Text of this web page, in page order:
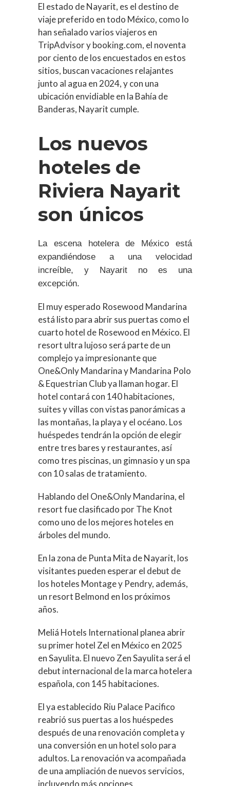
El estado de Nayarit, es el destino de
viaje preferido en todo México, como lo
han señalado varios viajeros en
TripAdvisor y booking.com, el noventa
por ciento de los encuestados en estos
sitios, buscan vacaciones relajantes
junto al agua en 2024, y con una
ubicación envidiable en la Bahía de
Banderas, Nayarit cumple.
Los nuevos
hoteles de
Riviera Nayarit
son únicos
La escena hotelera de México está
expandiéndose a una velocidad
increíble, y Nayarit no es una
excepción.
El muy esperado Rosewood Mandarina
está listo para abrir sus puertas como el
cuarto hotel de Rosewood en México. El
resort ultra lujoso será parte de un
complejo ya impresionante que
One&Only Mandarina y Mandarina Polo
& Equestrian Club ya llaman hogar. El
hotel contará con 140 habitaciones,
suites y villas con vistas panorámicas a
las montañas, la playa y el océano. Los
huéspedes tendrán la opción de elegir
entre tres bares y restaurantes, así
como tres piscinas, un gimnasio y un spa
con 10 salas de tratamiento.
Hablando del One&Only Mandarina, el
resort fue clasificado por The Knot
como uno de los mejores hoteles en
árboles del mundo.
En la zona de Punta Mita de Nayarit, los
visitantes pueden esperar el debut de
los hoteles Montage y Pendry, además,
un resort Belmond en los próximos
años.
Meliá Hotels International planea abrir
su primer hotel Zel en México en 2025
en Sayulita. El nuevo Zen Sayulita será el
debut internacional de la marca hotelera
española, con 145 habitaciones.
El ya establecido Riu Palace Pacifico
reabrió sus puertas a los huéspedes
después de una renovación completa y
una conversión en un hotel solo para
adultos. La renovación va acompañada
de una ampliación de nuevos servicios,
incluyendo más opciones